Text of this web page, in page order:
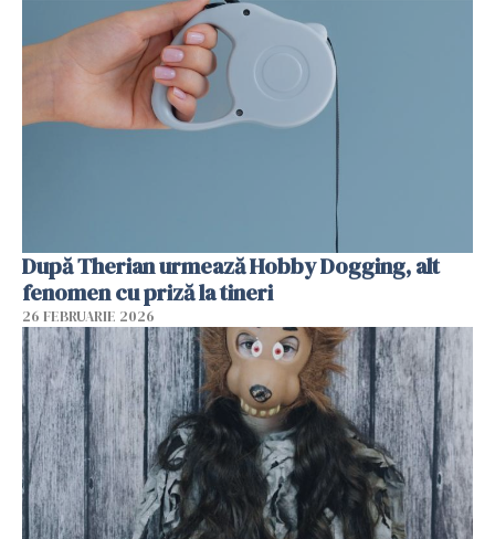
După Therian urmează Hobby Dogging, alt
fenomen cu priză la tineri
26 FEBRUARIE 2026